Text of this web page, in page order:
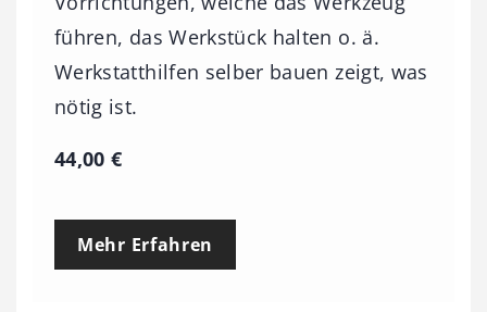
führen, das Werkstück halten o. ä.
Werkstatthilfen selber bauen zeigt, was
nötig ist.
44,00€
Mehr Erfahren